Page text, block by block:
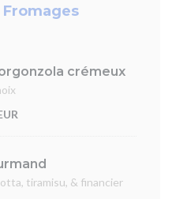
crémeux
tiramisu, & financier